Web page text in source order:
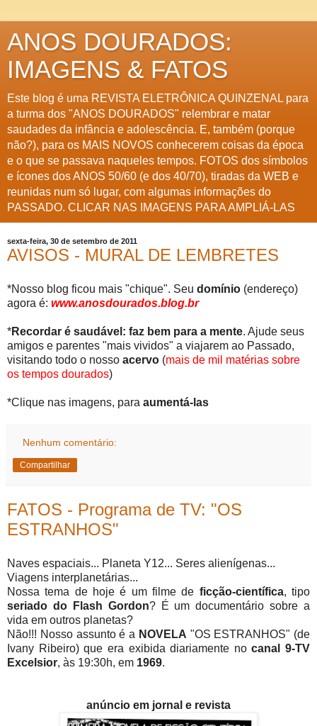
ANOS DOURADOS:
IMAGENS & FATOS
Este blog é uma REVISTA ELETRÔNICA QUINZENAL para
a turma dos "ANOS DOURADOS" relembrar e matar
saudades da infância e adolescência. E, também (porque
não?), para os MAIS NOVOS conhecerem coisas da época
e o que se passava naqueles tempos. FOTOS dos símbolos
e ícones dos ANOS 50/60 (e dos 40/70), tiradas da WEB e
reunidas num só lugar, com algumas informações do
PASSADO. CLICAR NAS IMAGENS PARA AMPLIÁ-LAS
sexta-feira, 30 de setembro de 2011
AVISOS - MURAL DE LEMBRETES
*Nosso blog ficou mais "chique". Seu domínio (endereço)
agora é: www.anosdourados.blog.br
*Recordar é saudável: faz bem para a mente. Ajude seus
amigos e parentes "mais vividos" a viajarem ao Passado,
visitando todo o nosso acervo (mais de mil matérias sobre
os tempos dourados)
*Clique nas imagens, para aumentá-las
Nenhum comentário:
Compartilhar
FATOS - Programa de TV: "OS
ESTRANHOS"
Naves espaciais... Planeta Y12... Seres alienígenas...
Viagens interplanetárias...
Nossa tema de hoje é um filme de ficção-científica, tipo
seriado do Flash Gordon? É um documentário sobre a
vida em outros planetas?
Não!!! Nosso assunto é a NOVELA "OS ESTRANHOS" (de
Ivany Ribeiro) que era exibida diariamente nocanal 9-TV
Excelsior, às 19:30h, em 1969.
anúncio em jornal e revista